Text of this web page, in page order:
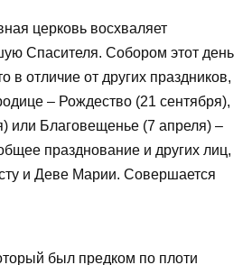
церковь восхваляет
Спасителя. Собором этот день
в отличие от других праздников,
– Рождество (21 сентября),
или Благовещенье (7 апреля) –
празднование и других лиц,
и Деве Марии. Совершается
был предком по плоти